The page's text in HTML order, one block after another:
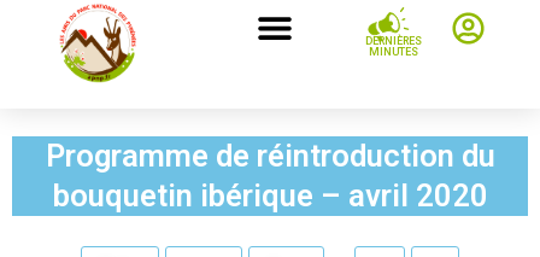
DERNIÈRES
MINUTES
Programme de réintroduction du
bouquetin ibérique – avril 2020